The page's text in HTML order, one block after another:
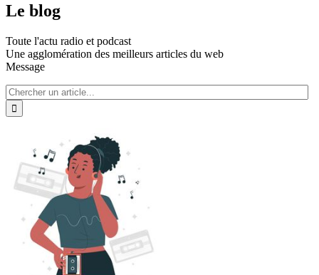
Le blog
Toute l'actu radio et podcast
Une agglomération des meilleurs articles du web
Message